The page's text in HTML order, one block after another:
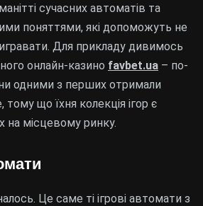
сучасних автоматів та
поняттями, які допоможуть не
Для прикладу дивимось
онлайн-казино favbet.ua – по-
одними з перших отримали
тому що їхня колекція ігор є
на місцевому ринку.
Це саме ті ігрові автомати з